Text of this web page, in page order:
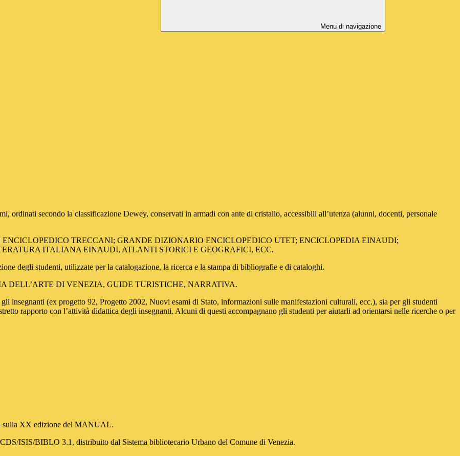
Menu di navigazione
ordinati secondo la classificazione Dewey, conservati in armadi con ante di cristallo, accessibili all’utenza (alunni, docenti, personale
ENCICLOPEDICO TRECCANI; GRANDE DIZIONARIO ENCICLOPEDICO UTET; ENCICLOPEDIA EINAUDI;
ITALIANA EINAUDI, ATLANTI STORICI E GEOGRAFICI, ECC.
degli studenti, utilizzate per la catalogazione, la ricerca e la stampa di bibliografie e di cataloghi.
DELL’ARTE DI VENEZIA, GUIDE TURISTICHE, NARRATIVA.
insegnanti (ex progetto 92, Progetto 2002, Nuovi esami di Stato, informazioni sulle manifestazioni culturali, ecc.), sia per gli studenti
rapporto con l’attività didattica degli insegnanti. Alcuni di questi accompagnano gli studenti per aiutarli ad orientarsi nelle ricerche o per
sulla XX edizione del MANUAL.
ISIS/BIBLO 3.1, distribuito dal Sistema bibliotecario Urbano del Comune di Venezia.